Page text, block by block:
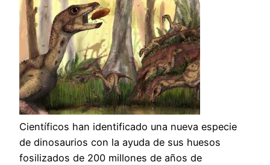
Científicos han identificado una nueva especie
de dinosaurios con la ayuda de sus huesos
fosilizados de 200 millones de años de